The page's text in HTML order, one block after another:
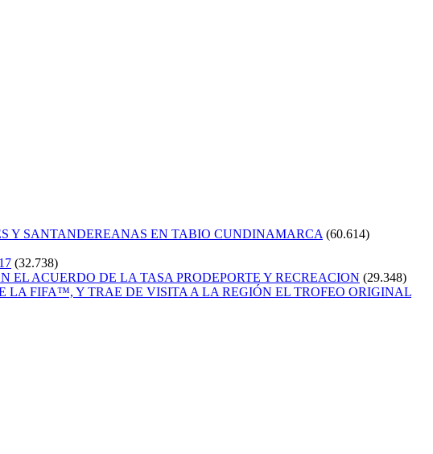
Y SANTANDEREANAS EN TABIO CUNDINAMARCA (60.614)
(32.738)
ACUERDO DE LA TASA PRODEPORTE Y RECREACION (29.348)
LA FIFA™, Y TRAE DE VISITA A LA REGIÓN EL TROFEO ORIGINAL